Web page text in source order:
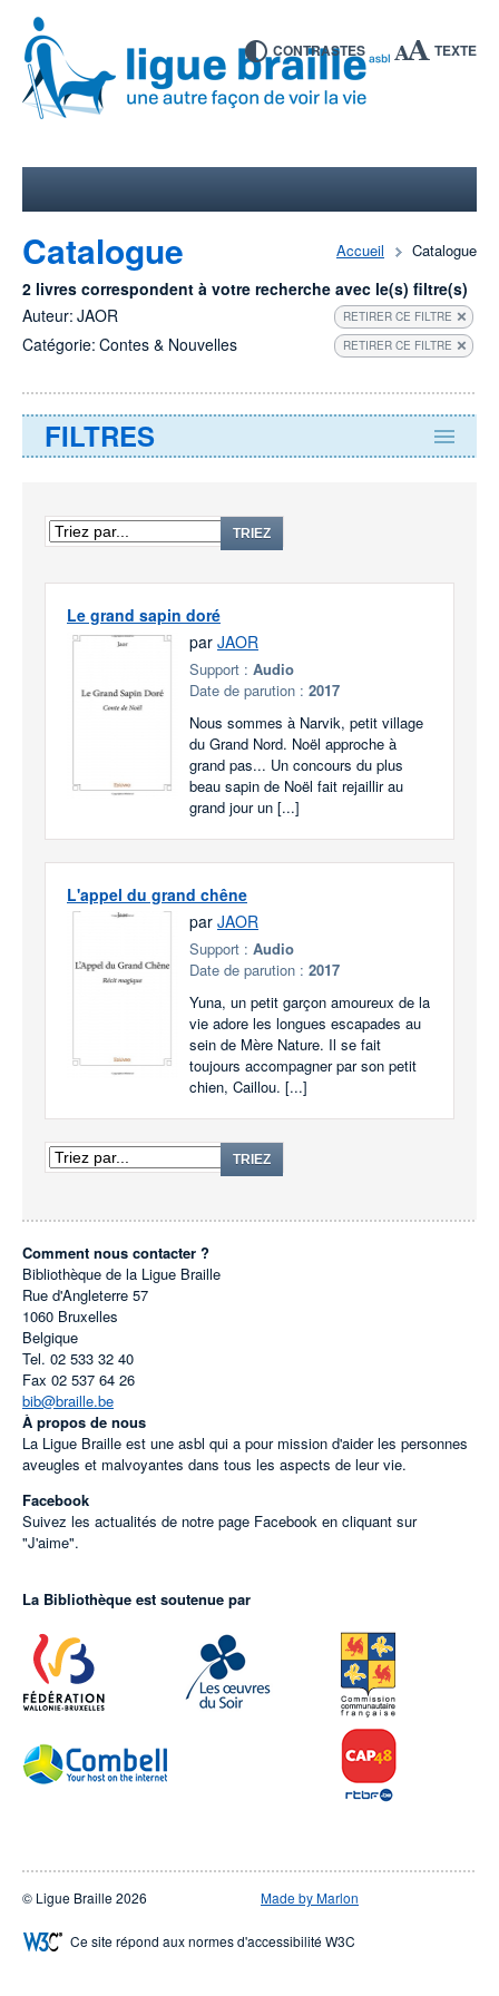
CONTRASTES TEXTE
Accueil Catalogue
Catalogue
2 livres correspondent à votre recherche avec le(s) filtre(s)
Auteur: JAOR RETIRER CE FILTRE
Catégorie: Contes & Nouvelles RETIRER CE FILTRE
FILTRES
TRIEZ
Le grand sapin doré
par JAOR
Support : Audio
Date de parution : 2017
Nous sommes à Narvik, petit village
du Grand Nord. Noël approche à
grand pas... Un concours du plus
beau sapin de Noël fait rejaillir au
grand jour un [...]
L'appel du grand chêne
par JAOR
Support : Audio
Date de parution : 2017
Yuna, un petit garçon amoureux de la
vie adore les longues escapades au
sein de Mère Nature. Il se fait
toujours accompagner par son petit
chien, Caillou. [...]
TRIEZ
Comment nous contacter ?
Bibliothèque de la Ligue Braille
Rue d'Angleterre 57
1060 Bruxelles
Belgique
Tel. 02 533 32 40
Fax 02 537 64 26
bib@braille.be
À propos de nous
La Ligue Braille est une asbl qui a pour mission d'aider les personnes
aveugles et malvoyantes dans tous les aspects de leur vie.
Facebook
Suivez les actualités de notre page Facebook en cliquant sur
"J'aime".
La Bibliothèque est soutenue par
© Ligue Braille 2026 Made by Marlon
Ce site répond aux normes d'accessibilité W3C